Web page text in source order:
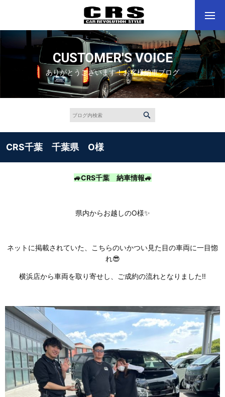
CUSTOMER'S VOICE
ありがとうございます！お客様納車ブログ
CRS千葉 千葉県 O様
🚙CRS千葉 納車情報🚙
県内からお越しのO様✨
ネットに掲載されていた、こちらのいかつい見た目の車両に一目惚
れ😎
横浜店から車両を取り寄せし、ご成約の流れとなりました‼